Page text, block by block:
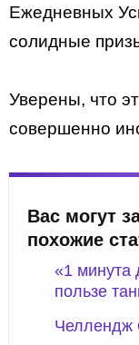
Ежедневных
солидные
Уверены, что
совершенно
Вас могут
похожие
«1
пользе
Челлендж